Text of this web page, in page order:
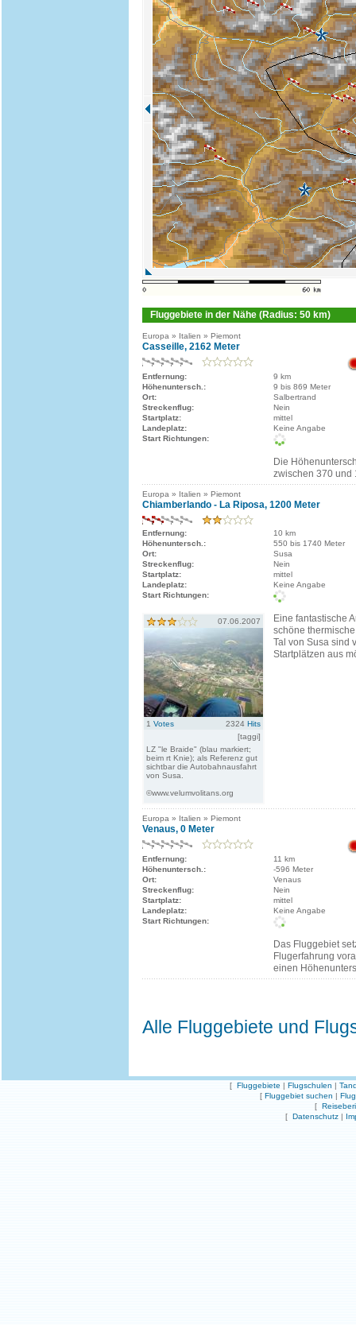
Fluggebiete in der Nähe (Radius: 50 km)
Europa » Italien » Piemont
Casseille, 2162 Meter
Entfernung:
9 km
Höhenuntersch.:
9 bis 869 Meter
Ort:
Salbertrand
Streckenflug:
Nein
Startplatz:
mittel
Landeplatz:
Keine Angabe
Start Richtungen:
Die
zwischen 370 und
Europa » Italien » Piemont
Chiamberlando - La Riposa, 1200 Meter
Entfernung:
10 km
Höhenuntersch.:
550 bis 1740 Meter
Ort:
Susa
Streckenflug:
Nein
Startplatz:
mittel
Landeplatz:
Keine Angabe
Start Richtungen:
07.06.2007
1 Votes 2324 Hits
[taggi]
LZ "le Braide" (blau markiert;
beim rt Knie); als Referenz gut
sichtbar die Autobahnausfahrt
von Susa.
©www.velumvolitans.org
Eine fantastische
schöne
Tal von Susa sind
Startplätzen aus
Europa » Italien » Piemont
Venaus, 0 Meter
Entfernung:
11 km
Höhenuntersch.:
-596 Meter
Ort:
Venaus
Streckenflug:
Nein
Startplatz:
mittel
Landeplatz:
Keine Angabe
Start Richtungen:
Das Fluggebiet
Flugerfahrung
einen
Alle Fluggebiete und
[ Fluggebiete | Flugschulen |
[ Fluggebiet suchen |
[
[ Datenschutz |